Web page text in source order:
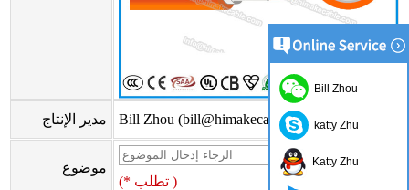
مدير الإنتاج Bill Zhou (bill@himakecable.com)
موضوع
(* تطلب )
Bill Zhou
katty Zhu
Katty Zhu